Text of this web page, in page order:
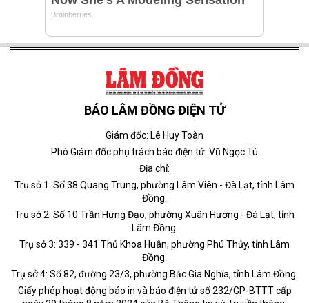
BÁO LÂM ĐỒNG ĐIỆN TỬ
Giám đốc: Lê Huy Toàn
Phó Giám đốc phụ trách báo điện tử: Vũ Ngọc Tú
Địa chỉ:
Trụ sở 1: Số 38 Quang Trung, phường Lâm Viên - Đà Lạt, tỉnh Lâm
Đồng.
Trụ sở 2: Số 10 Trần Hưng Đạo, phường Xuân Hương - Đà Lạt, tỉnh
Lâm Đồng.
Trụ sở 3: 339 - 341 Thủ Khoa Huân, phường Phú Thủy, tỉnh Lâm
Đồng.
Trụ sở 4: Số 82, đường 23/3, phường Bắc Gia Nghĩa, tỉnh Lâm Đồng.
Giấy phép hoạt động báo in và báo điện tử số 232/GP-BTTT cấp